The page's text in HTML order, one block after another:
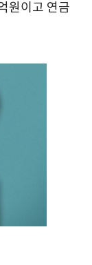
원이고 연금